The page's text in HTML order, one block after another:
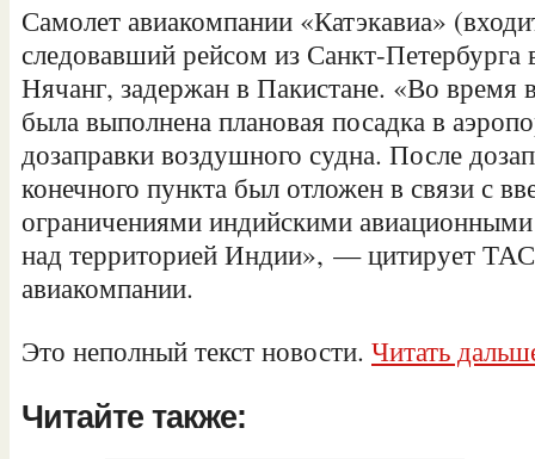
Самолет авиакомпании «Катэкавиа»
следовавший рейсом из Санкт-Петербурга
Нячанг, задержан в Пакистане. «Во время
была выполнена плановая посадка в
дозаправки воздушного судна. После
конечного пункта был отложен в связи с
ограничениями индийскими
над территорией Индии», — цитирует
авиакомпании.
Это неполный текст новости. Читать
Читайте также: